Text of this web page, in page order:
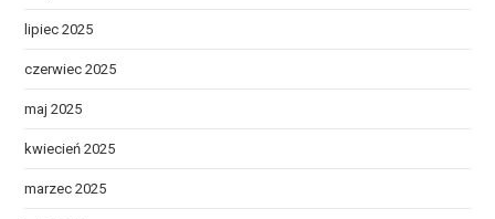
lipiec 2025
czerwiec 2025
maj 2025
kwiecień 2025
marzec 2025